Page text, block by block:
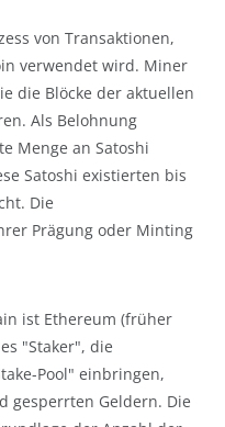
von Transaktionen,
verwendet wird. Miner
die Blöcke der aktuellen
Als Belohnung
Menge an Satoshi
Satoshi existierten bis
Die
Prägung oder Minting
ist Ethereum (früher
"Staker", die
Pool" einbringen,
gesperrten Geldern. Die